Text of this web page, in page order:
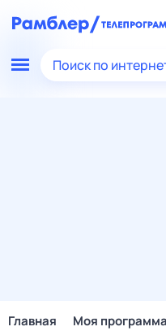
Поиск по
Главная Моя программа